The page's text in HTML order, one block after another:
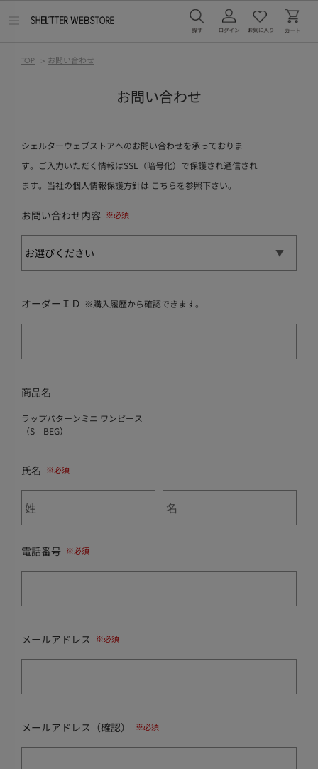
TOP > お問い合わせ
お問い合わせ
シェルターウェブストアへのお問い合わせを承っておりま
す。ご入力いただく情報はSSL（暗号化）で保護され通信され
ます。当社の個人情報保護方針は こちらを参照下さい。
お問い合わせ内容
オーダーＩＤ ※購入履歴から確認できます。
商品名
ラップパターンミニ ワンピース
（S BEG）
氏名
電話番号
メールアドレス
メールアドレス（確認）